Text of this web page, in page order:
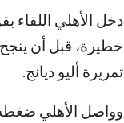
دخل الأهلي اللقاء
خطيرة، قبل أن
تمريرة أليو ديانج.
وواصل الأهلي